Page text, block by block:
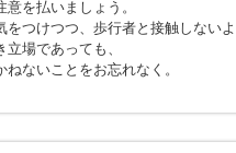
を払いましょう。
をつけつつ、歩行者と接触しない
場であっても、
ないことをお忘れなく。